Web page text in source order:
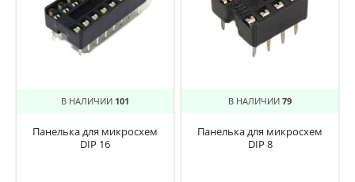
В НАЛИЧИИ 101
Панелька для микросхем
DIP 16
В НАЛИЧИИ 79
Панелька для микросхем
DIP 8